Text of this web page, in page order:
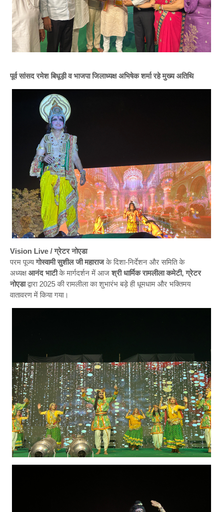
पूर्व सांसद रमेश बिधूड़ी व भाजपा जिलाध्यक्ष अभिषेक शर्मा रहे मुख्य अतिथि
Vision Live / ग्रेटर नोएडा
परम पूज्यगोस्वामी सुशील जी महाराजके दिशा-निर्देशन और समिति के
अध्यक्षआनंद भाटीके मार्गदर्शन में आज श्री धार्मिक रामलीला कमेटी, ग्रेटर
नोएडाद्वारा 2025 की रामलीला का शुभारंभ बड़े ही धूमधाम और भक्तिमय
वातावरण में किया गया।